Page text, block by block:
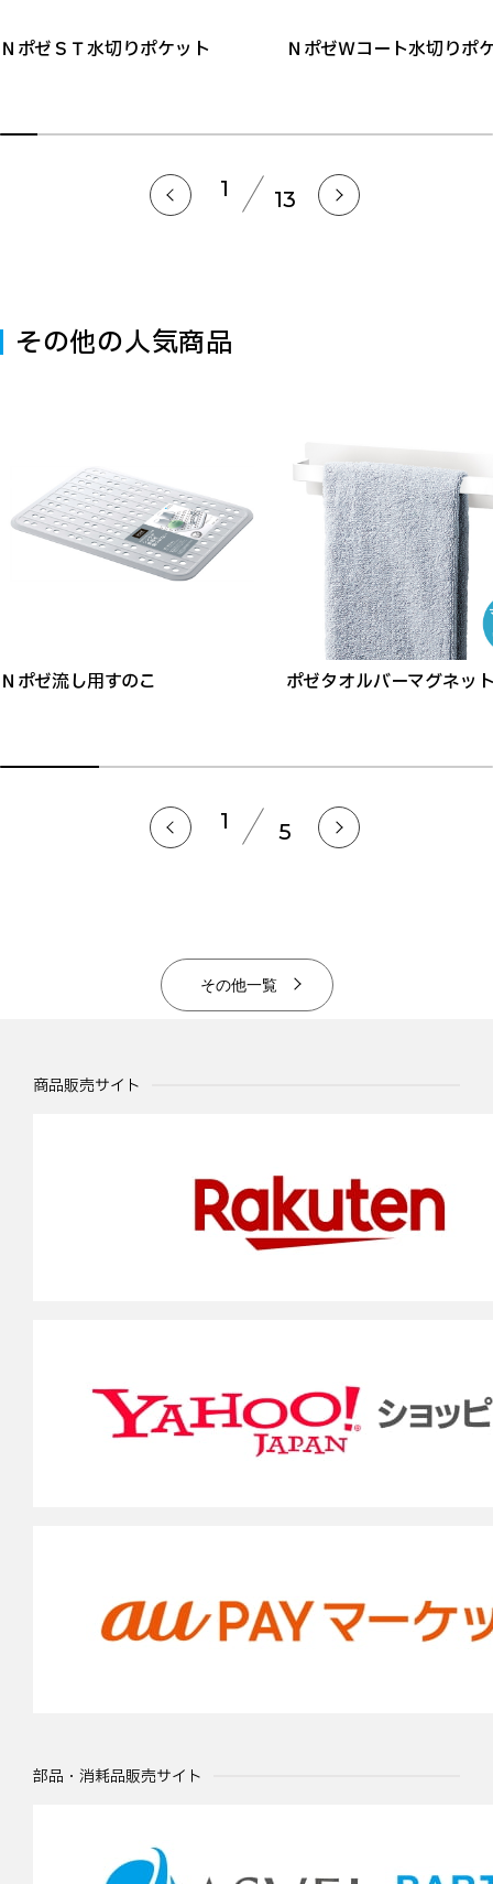
ＮポゼＳＴ水切りポケット ＮポゼＷコート水切りポ
1 13
その他の人気商品
Ｎポゼ流し用すのこ ポゼタオルバーマグネッ
1 5
その他一覧
商品販売サイト
部品・消耗品販売サイト